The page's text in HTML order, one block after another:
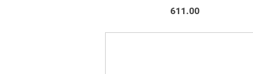
611.00